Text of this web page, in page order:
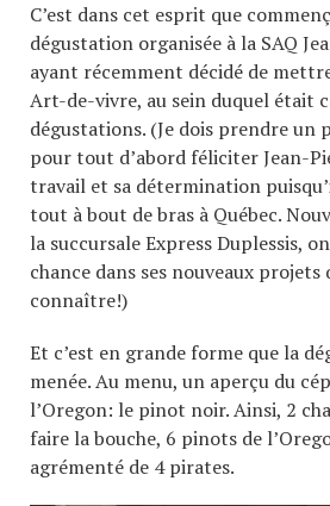
C’est dans cet esprit que
dégustation organisée à la SAQ
ayant récemment décidé de
Art-de-vivre, au sein duquel était
dégustations. (Je dois prendre un
pour tout d’abord féliciter Jean-
travail et sa détermination
tout à bout de bras à Québec.
la succursale Express Duplessis,
chance dans ses nouveaux projets
connaître!)
Et c’est en grande forme que la
menée. Au menu, un aperçu du
l’Oregon: le pinot noir. Ainsi, 2
faire la bouche, 6 pinots de
agrémenté de 4 pirates.